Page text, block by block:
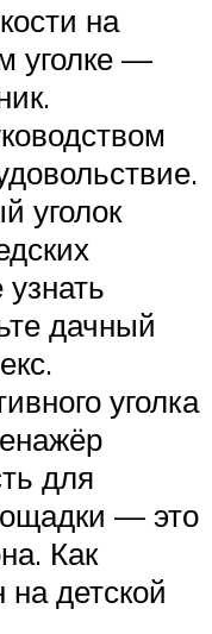
на
уголке —
уголок
дачный
уголка
для
— это
Как
на детской